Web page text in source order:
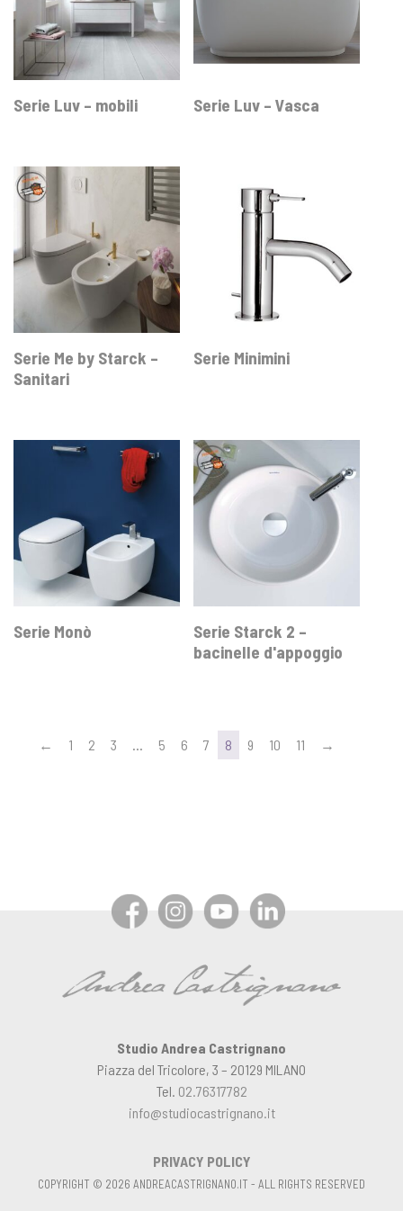
Serie Luv – mobili Serie Luv – Vasca
Serie Me by Starck –
Sanitari
Serie Minimini
Serie Monò
Serie Starck 2 –
bacinelle d'appoggio
← 1 2 3 5 6 7 8 9 10 11 →
Studio Andrea Castrignano
Piazza del Tricolore, 3 – 20129 MILANO
Tel. 02.76317782
info@studiocastrignano.it
PRIVACY POLICY
COPYRIGHT © 2026 ANDREACASTRIGNANO.IT - ALL RIGHTS RESERVED